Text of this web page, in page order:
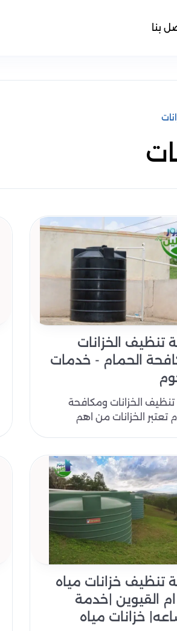
بنا
تنظيف الخزانات
الحمام - خدمات
الخزانات ومكافحة
تعتبر الخزانات من اهم
تنظيف خزانات مياه
القيوين |خدمة